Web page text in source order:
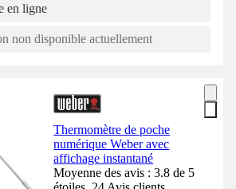
en ligne
non disponible actuellement
Thermomètre de poche
numérique Weber avec
affichage instantané
Moyenne des avis : 3.8 de 5